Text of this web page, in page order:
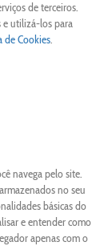
de terceiros.
e utilizá-los para
de Cookies.
navega pelo site.
no seu
básicas do
e entender como
apenas com o